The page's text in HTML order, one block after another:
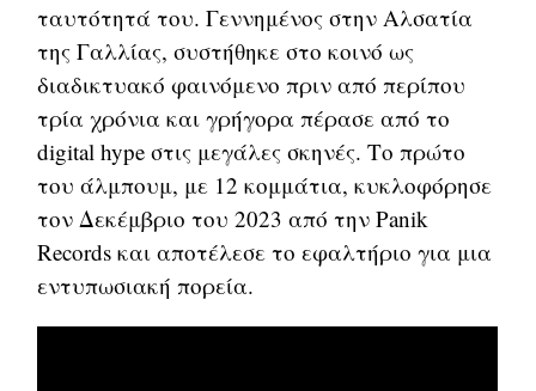
ταυτότητά του. Γεννημένος στην Αλσατία
της Γαλλίας, συστήθηκε στο κοινό ως
διαδικτυακό φαινόμενο πριν από περίπου
τρία χρόνια και γρήγορα πέρασε από το
digital hype στις μεγάλες σκηνές. Το πρώτο
του άλμπουμ, με 12 κομμάτια, κυκλοφόρησε
τον Δεκέμβριο του 2023 από την Panik
Records και αποτέλεσε το εφαλτήριο για μια
εντυπωσιακή πορεία.